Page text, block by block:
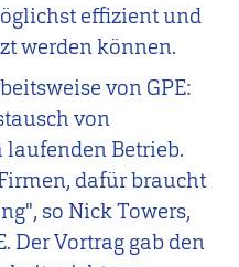
effizient und
werden können.
von GPE:
von
Betrieb.
dafür braucht
so Nick Towers,
Der Vortrag gab den